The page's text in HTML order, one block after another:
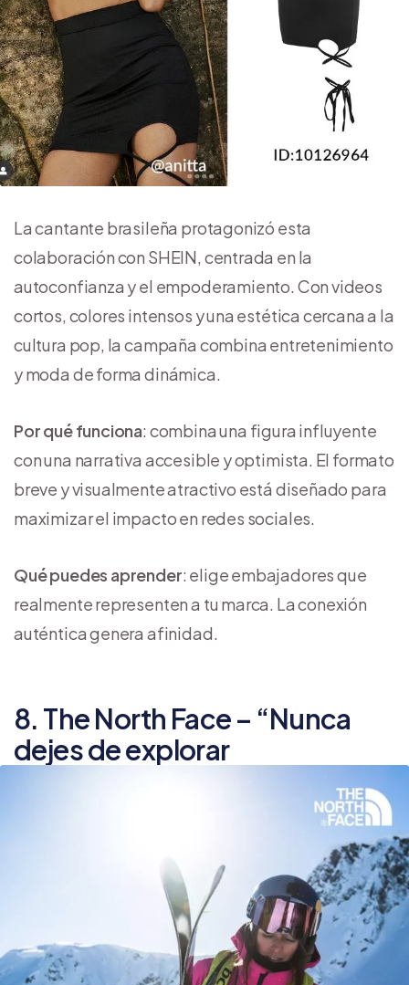
La cantante brasileña protagonizó esta
colaboración con SHEIN, centrada en la
autoconfianza y el empoderamiento. Con videos
cortos, colores intensos y una estética cercana a la
cultura pop, la campaña combina entretenimiento
y moda de forma dinámica.
Por qué funciona: combina una figura influyente
con una narrativa accesible y optimista. El formato
breve y visualmente atractivo está diseñado para
maximizar el impacto en redes sociales.
Qué puedes aprender: elige embajadores que
realmente representen a tu marca. La conexión
auténtica genera afinidad.
8. The North Face – “Nunca
dejes de explorar